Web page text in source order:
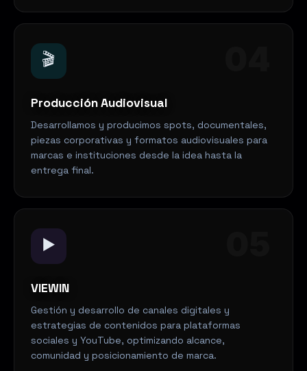
🎬
Producción Audiovisual
Desarrollamos y producimos spots, documentales,
piezas corporativas y formatos audiovisuales para
marcas e instituciones desde la idea hasta la
entrega final.
▶️
VIEWIN
Gestión y desarrollo de canales digitales y
estrategias de contenidos para plataformas
sociales y YouTube, optimizando alcance,
comunidad y posicionamiento de marca.